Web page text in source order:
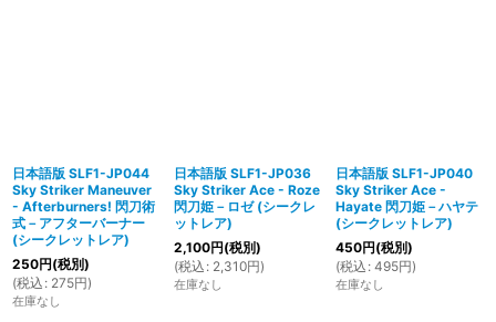
日本語版 SLF1-JP044
Sky Striker Maneuver
- Afterburners! 閃刀術
式－アフターバーナー
(シークレットレア)
250円(税別)
(税込 : 275円)
在庫なし
日本語版 SLF1-JP036
Sky Striker Ace - Roze
閃刀姫－ロゼ (シークレ
ットレア)
2,100円(税別)
(税込 : 2,310円)
在庫なし
日本語版 SLF1-JP040
Sky Striker Ace -
Hayate 閃刀姫－ハヤテ
(シークレットレア)
450円(税別)
(税込 : 495円)
在庫なし